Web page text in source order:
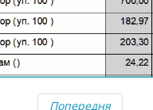
Попередня